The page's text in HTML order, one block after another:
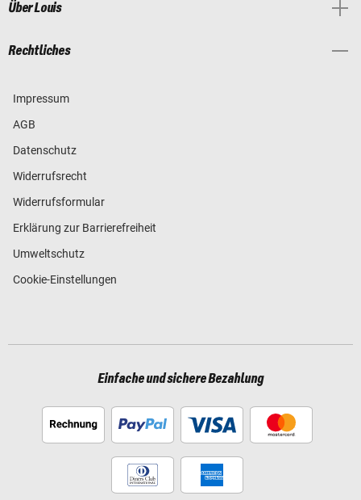
Über Louis
Rechtliches
Impressum
AGB
Datenschutz
Widerrufsrecht
Widerrufsformular
Erklärung zur Barrierefreiheit
Umweltschutz
Cookie-Einstellungen
Einfache und sichere Bezahlung